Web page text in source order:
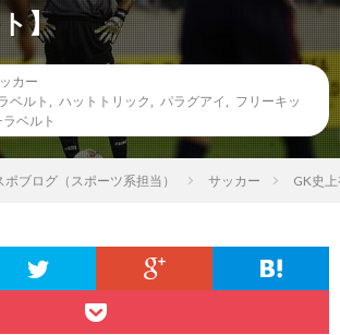
】
カー
ベルト ハットトリック パラグアイ
フリーキッ
ベルト
ポブログ（スポーツ系担当） サッカー GK史